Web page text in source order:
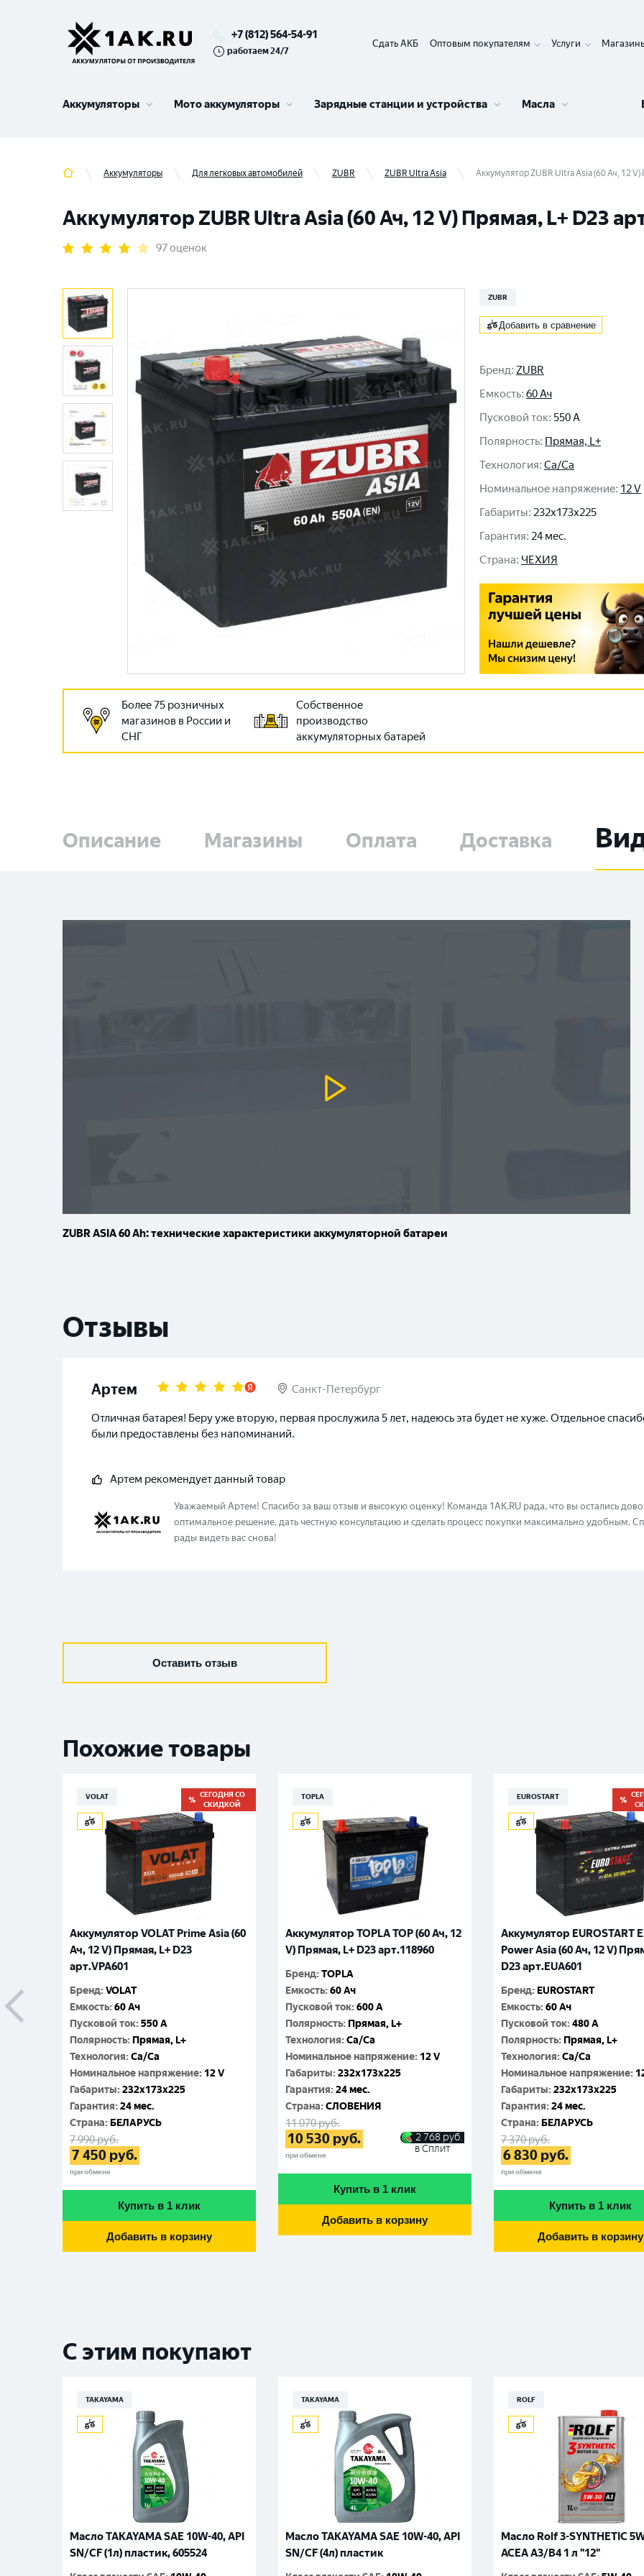
+7 (812) 564-54-91
работаем 24/7
Сдать АКБ Оптовым покупателям Услуги
Аккумуляторы Мото аккумуляторы Зарядные станции и устройства Масла
Аккумуляторы Для легковых автомобилей ZUBR ZUBR Ultra Asia Аккумулятор ZUBR Ultra Asia (60 Ач, 12
Аккумулятор ZUBR Ultra Asia (60 Ач, 12 V) Прямая, L+ D23
97 оценок
ZUBR
Добавить в сравнение
Бренд: ZUBR
Емкость: 60 Ач
Пусковой ток: 550 A
Полярность: Прямая, L+
Технология: Ca/Ca
Номинальное напряжение: 12 V
Габариты: 232x173x225
Гарантия: 24 мес.
Cтрана: ЧЕХИЯ
Более 75 розничных
магазинов в России и
СНГ
Собственное
производство
аккумуляторных батарей
Описание Магазины Оплата Доставка
ZUBR ASIA 60 Ah: технические характеристики аккумуляторной батареи
Отзывы
Артем Санкт-Петербург
Отличная батарея! Беру уже вторую, первая прослужила 5 лет, надеюсь эта будет не хуже. Отдельное
были предоставлены без напоминаний.
Артем рекомендует данный товар
Уважаемый Артем! Спасибо за ваш отзыв и высокую оценку! Команда 1AK.RU рада, что вы остались
оптимальное решение, дать честную консультацию и сделать процесс покупки максимально удобным.
рады видеть вас снова!
Оставить отзыв
Похожие товары
VOLAT
СЕГОДНЯ СО
СКИДКОЙ
Аккумулятор VOLAT Prime Asia (60
Ач, 12 V) Прямая, L+ D23
арт.VPA601
Бренд:VOLAT
Емкость:60 Ач
Пусковой ток:550 A
Полярность: Прямая, L+
Технология:Ca/Ca
Номинальное напряжение: 12 V
Габариты:232x173x225
Гарантия:24 мес.
Cтрана: БЕЛАРУСЬ
7 990руб.
7 450 руб.
при обмене
Купить в 1 клик
Добавить в корзину
TOPLA
Аккумулятор TOPLA TOP (60 Ач, 12
V) Прямая, L+ D23 арт.118960
Бренд:TOPLA
Емкость:60 Ач
Пусковой ток:600 A
Полярность: Прямая, L+
Технология:Ca/Ca
Номинальное напряжение: 12 V
Габариты:232x173x225
Гарантия:24 мес.
Cтрана:СЛОВЕНИЯ
11 070руб.
10 530 руб.
при обмене
2 768 руб.
в Сплит
Купить в 1 клик
Добавить в корзину
EUROSTART
Аккумулятор EUROSTART
Power Asia (60 Ач, 12 V)
D23 арт.EUA601
Бренд: EUROSTART
Емкость:60 Ач
Пусковой ток:480 A
Полярность: Прямая, L+
Технология:Ca/Ca
Номинальное напряжение:
Габариты:232x173x225
Гарантия:24 мес.
Cтрана: БЕЛАРУСЬ
7 370руб.
6 830 руб.
при обмене
Купить в 1 клик
Добавить в корзину
С этим покупают
TAKAYAMA
Масло TAKAYAMA SAE 10W-40, API
SN/CF (1л) пластик, 605524
TAKAYAMA
Масло TAKAYAMA SAE 10W-40, API
SN/CF (4л) пластик
ROLF
Масло Rolf 3-SYNTHETIC
ACEA A3/B4 1 л "12"
Выберите ваш город